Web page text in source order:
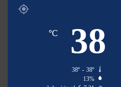
38
℃
38º - 38º
13%